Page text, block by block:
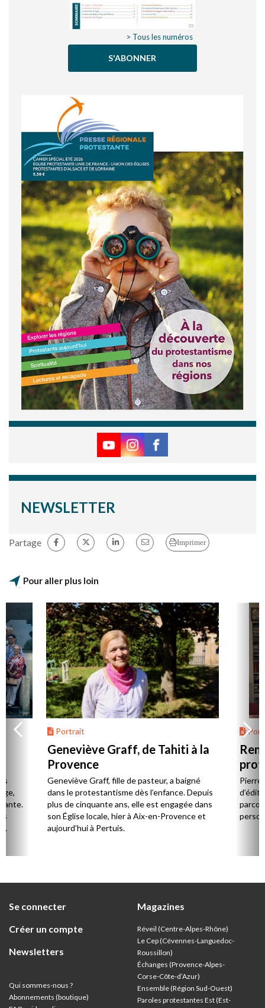
> Tous les numéros
S'ABONNER
NEWSLETTER
Partage Imprimer
Pour aller plus loin
Portrait
Geneviève Graff, de Tahiti à la
Provence
Geneviève Graff, fille de pasteur, a baigné
dans le protestantisme dès l’enfance. Depuis
plus de cinquante ans, elle est engagée dans
son Église locale, hier à Aix-en-Provence et
aujourd’hui à Pertuis.
Se connecter
Créer un compte
Newsletters
Qui sommes-nous ?
Abonnements (boutique)
Magazines
Réveil (Centre-Alpes-Rhône)
Le Cep (Cévennes-Languedoc-
Roussillon)
Échanges (Provence-Alpes-
Corse-Côte-d’Azur)
Ensemble (Région Sud-Ouest)
Paroles protestantes Est (Est-